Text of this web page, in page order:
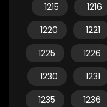
1215
1216
1220
1221
1225
1226
1230
1231
1235
1236